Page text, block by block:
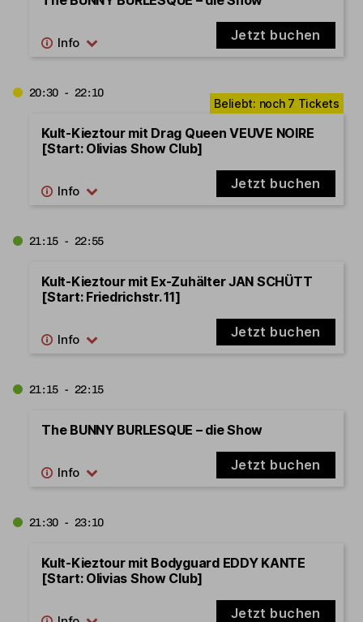
Jetzt buchen
20:30 - 22:10
Kult-Kieztour mit Drag Queen VEUVE NOIRE
[Start: Olivias Show Club]
Jetzt buchen
21:15 - 22:55
Kult-Kieztour mit Ex-Zuhälter JAN SCHÜTT
[Start: Friedrichstr. 11]
Jetzt buchen
21:15 - 22:15
The BUNNY BURLESQUE – die Show
Jetzt buchen
21:30 - 23:10
Kult-Kieztour mit Bodyguard EDDY KANTE
[Start: Olivias Show Club]
Jetzt buchen